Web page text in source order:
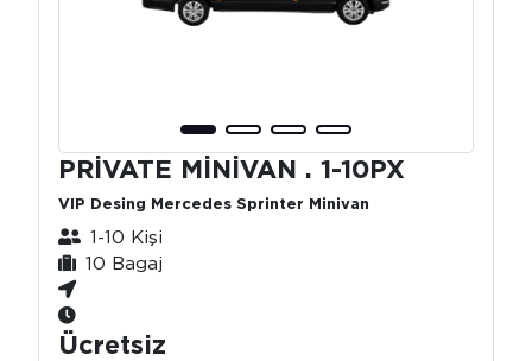
PRİVATE MİNİVAN . 1-10PX
VIP Desing Mercedes Sprinter Minivan
1-10 Kişi
10 Bagaj
Ücretsiz